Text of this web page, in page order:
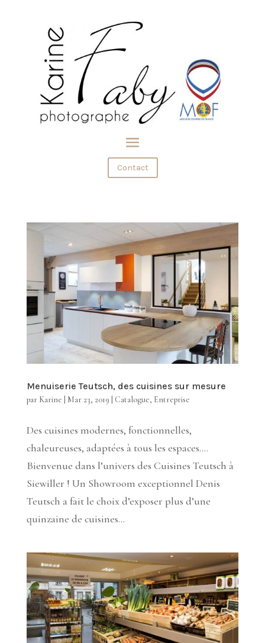
Contact
Menuiserie Teutsch, des cuisines sur mesure
par Karine Mar 23, 2019 Catalogue, Entreprise
Des cuisines modernes, fonctionnelles,
chaleureuses, adaptées à tous les espaces….
Bienvenue dans l’univers des Cuisines Teutsch à
Siewiller ! Un Showroom exceptionnel Denis
Teutsch a fait le choix d’exposer plus d’une
quinzaine de cuisines...